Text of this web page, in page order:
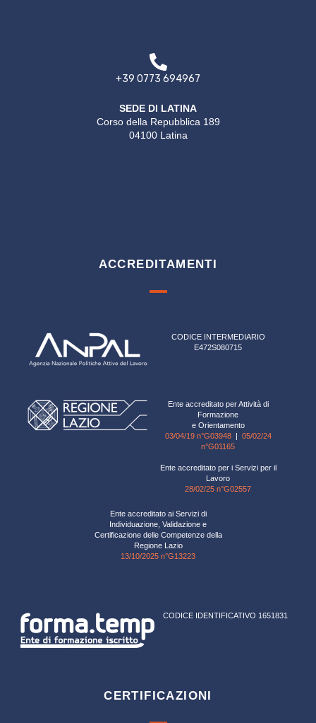
+39 0773 694967
SEDE DI LATINA
Corso della Repubblica 189
04100 Latina
ACCREDITAMENTI
CODICE INTERMEDIARIO
E472S080715
Ente accreditato per Attività di
Formazione
e Orientamento
03/04/19 n°G03948| 05/02/24
n°G01165
Ente accreditato per i Servizi per il
Lavoro
28/02/25 n°G02557
Ente accreditato ai Servizi di
Individuazione, Validazione e
Certificazione delle Competenze della
Regione Lazio
13/10/2025 n°G13223
CODICE IDENTIFICATIVO 1651831
CERTIFICAZIONI